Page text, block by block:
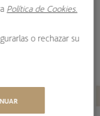
Política de Cookies.
o rechazar su